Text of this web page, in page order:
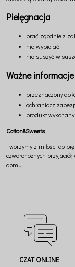
Pielęgnacja
prać zgodnie z
nie wybielać
nie suszyć w
Ważne informacje
przeznaczony do
ochraniacz
produkt
Cotton&Sweets
Tworzymy z miłości do
czworonożnych
domu.
CZAT ONLINE